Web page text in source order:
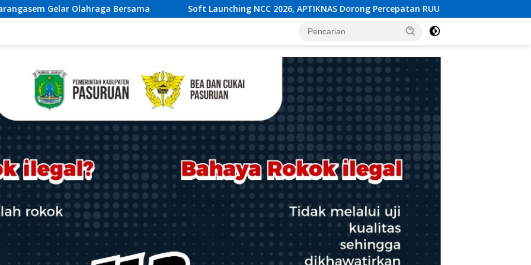
Soft Launching NCC 2026, APTIKNAS Dorong Percepatan RUU KKS untuk Memperkuat Kedaulatan Digital Indonesia